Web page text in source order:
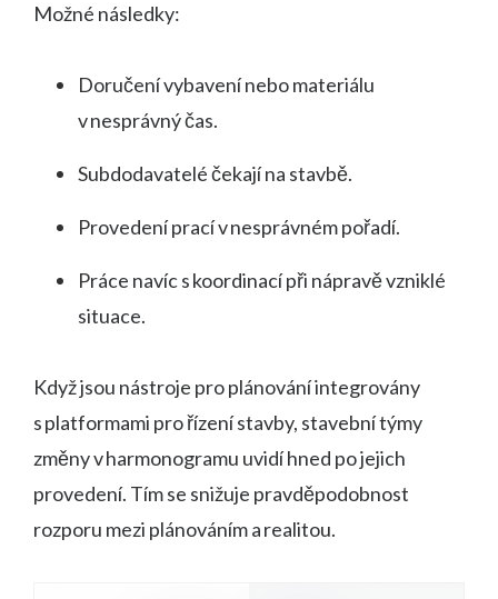
Možné následky:
Doručení vybavení nebo materiálu
v nesprávný čas.
Subdodavatelé čekají na stavbě.
Provedení prací v nesprávném pořadí.
Práce navíc s koordinací při nápravě vzniklé
situace.
Když jsou nástroje pro plánování integrovány
s platformami pro řízení stavby, stavební týmy
změny v harmonogramu uvidí hned po jejich
provedení. Tím se snižuje pravděpodobnost
rozporu mezi plánováním a realitou.